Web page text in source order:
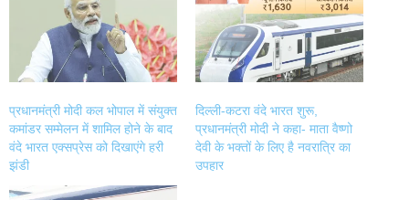
window)
in
new
window)
new
window) window)
प्रधानमंत्री मोदी कल भोपाल में संयुक्त
कमांडर सम्मेलन में शामिल होने के बाद
वंदे भारत एक्सप्रेस को दिखाएंगे हरी
झंडी
दिल्ली-कटरा वंदे भारत शुरू,
प्रधानमंत्री मोदी ने कहा- माता वैष्णो
देवी के भक्तों के लिए है नवरात्रि का
उपहार